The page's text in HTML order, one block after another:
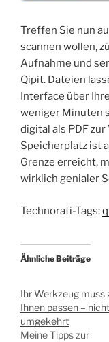
Treffen Sie nun
scannen wollen,
Aufnahme und
Qipit. Dateien
Interface über
weniger Minuten
digital als PDF
Speicherplatz ist
Grenze erreicht,
wirklich genialer
Technorati-Tags:
Ähnliche Beiträge
Ihr Werkzeug muss
Ihnen passen – nicht
umgekehrt
Meine Tipps zur